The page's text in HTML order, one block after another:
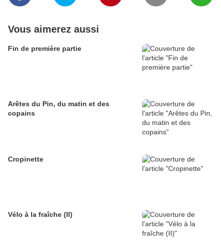
Vous aimerez aussi
Fin de première partie
Arêtes du Pin, du matin et des
copains
Cropinette
Vélo à la fraîche (II)